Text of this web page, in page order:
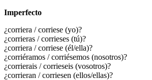
Imperfecto
¿corriera / corriese (yo)?
¿corrieras / corrieses (tú)?
¿corriera / corriese (él/ella)?
¿corriéramos / corriésemos (nosotros)?
¿corrierais / corrieseis (vosotros)?
¿corrieran / corriesen (ellos/ellas)?